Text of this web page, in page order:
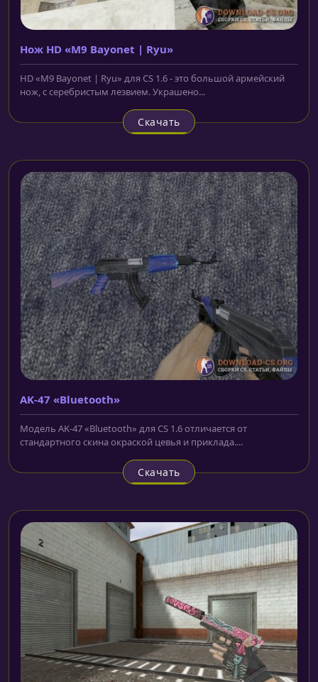
Нож HD «M9 Bayonet | Ryu»
HD «M9 Bayonet | Ryu» для CS 1.6 - это большой армейский
нож, с серебристым лезвием. Украшено...
Скачать
AK-47 «Bluetooth»
Модель AK-47 «Bluetooth» для CS 1.6 отличается от
стандартного скина окраской цевья и приклада....
Скачать